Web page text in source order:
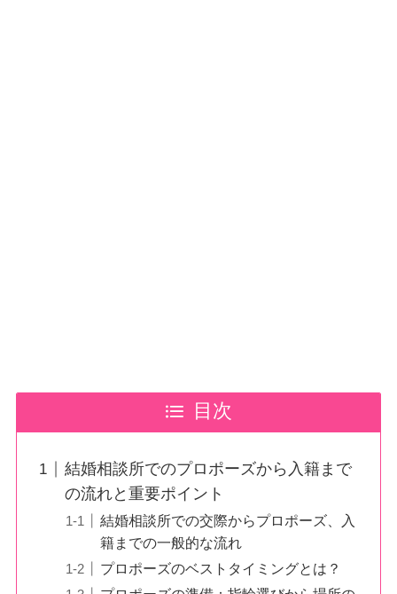
目次
結婚相談所でのプロポーズから入籍まで
の流れと重要ポイント
結婚相談所での交際からプロポーズ、入
籍までの一般的な流れ
プロポーズのベストタイミングとは？